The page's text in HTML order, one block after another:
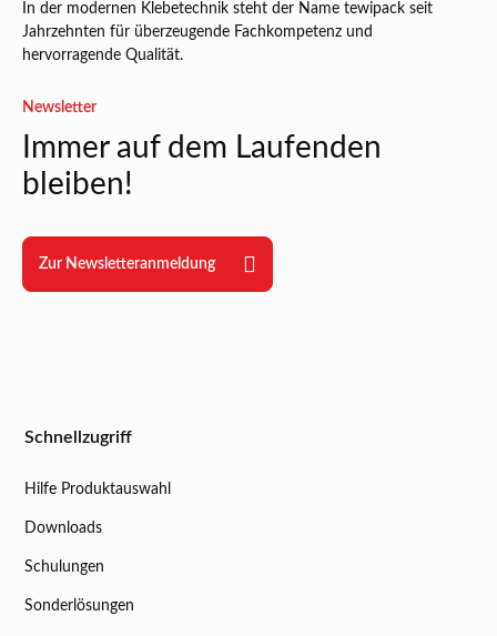
In der modernen Klebetechnik steht der Name tewipack seit
Jahrzehnten für überzeugende Fachkompetenz und
hervorragende Qualität.
Newsletter
Immer auf dem Laufenden
bleiben!
Zur Newsletteranmeldung
Schnellzugriff
Hilfe Produktauswahl
Downloads
Schulungen
Sonderlösungen